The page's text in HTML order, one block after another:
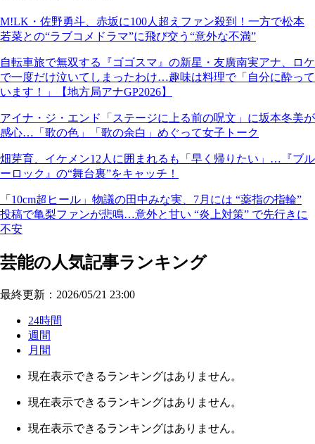
M!LK・佐野勇斗、赤坂に100人超えファン殺到！一方で松本
若菜との“ラブコメドラマ”に飛び交う“意外な不満”
自転車旅で無双する『ゴゴスマ』の新星・友廣南実アナ、ロケ
で一度だけ泣いてしまったわけ…趣味は料理で「自分に酔って
います！」【地方局アナGP2026】
アイナ・ジ・エンド「ステージに上る前の呪文」に坂本冬美が
感心…「歌の色」「歌の余白」めぐって女子トーク
畑芽育、イケメン12人に囲まれるも「早く帰りたい」…『ブル
ーロック』の“舞台裏”をキャッチ！
「10cm超ヒール」物議の田中みな実、7月には “薬指の指輪”
投稿で亀梨ファンが悲鳴…意外と甘い “炎上対策” で先行きに
不安
芸能の人気記事ランキング
最終更新：2026/05/21 23:00
24時間
週間
月間
現在表示できるランキングはありません。
現在表示できるランキングはありません。
現在表示できるランキングはありません。